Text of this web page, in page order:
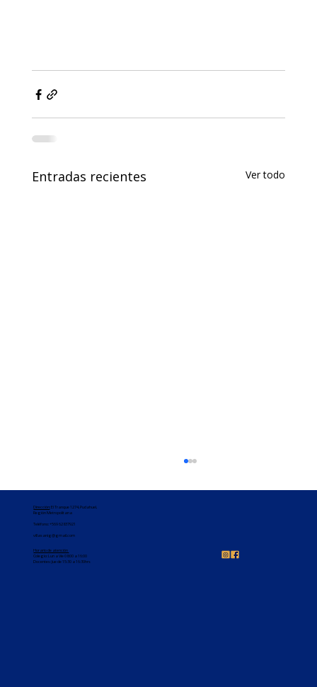
Entradas recientes Ver todo
Dirección: El Tranque 1274, Pudahuel,
Región Metropolitana
Teléfono:+569 62837921
villasanig@gmail.com
Horario de atención
Colegio: Lun a Vie 08:00 a 16:00
Docentes: Jue de 15:30 a 16:30hrs